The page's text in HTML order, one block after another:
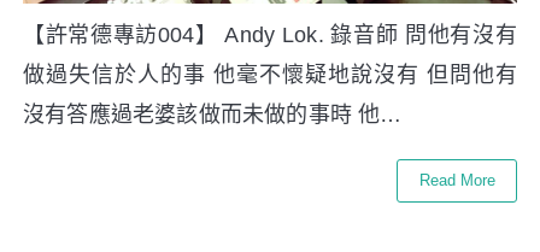
【許常德專訪004】 Andy Lok. 錄音師 問他有沒有
做過失信於人的事 他毫不懷疑地說沒有 但問他有
沒有答應過老婆該做而未做的事時 他…
Read More